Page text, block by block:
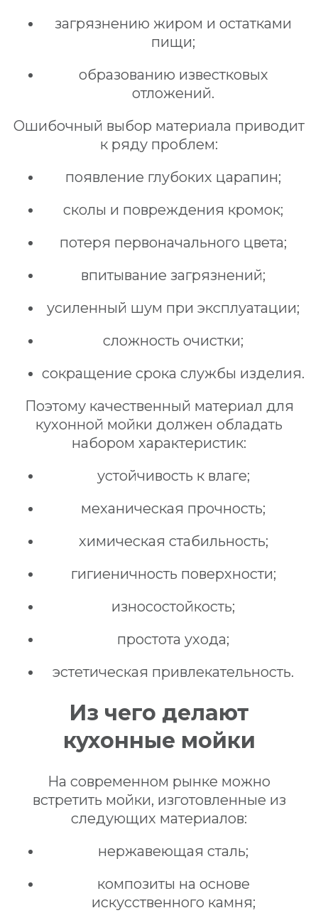
загрязнению жиром и остатками
пищи;
образованию известковых
отложений.
Ошибочный выбор материала приводит
к ряду проблем:
появление глубоких царапин;
сколы и повреждения кромок;
потеря первоначального цвета;
впитывание загрязнений;
усиленный шум при эксплуатации;
сложность очистки;
сокращение срока службы изделия.
Поэтому качественный материал для
кухонной мойки должен обладать
набором характеристик:
устойчивость к влаге;
механическая прочность;
химическая стабильность;
гигиеничность поверхности;
износостойкость;
простота ухода;
эстетическая привлекательность.
Из чего делают
кухонные мойки
На современном рынке можно
встретить мойки, изготовленные из
следующих материалов:
нержавеющая сталь;
композиты на основе
искусственного камня;